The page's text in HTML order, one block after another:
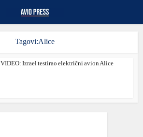
Tagovi:Alice
VIDEO: Izrael testirao električni avion Alice